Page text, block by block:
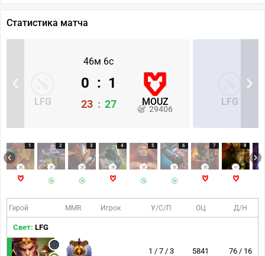
Статистика матча
46м 6с
LFG MOUZ
29406
0 : 1
23 : 27 LFG
1 2 3 4 5 6 7 8
Герой MMR Игрок У/С/П ОЦ Д/Н
Свет: LFG
1 / 7 / 3 5841 76 / 16